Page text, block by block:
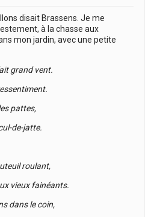
disait Brassens. Je me
à la chasse aux
mon jardin, avec une petite
grand vent.
pattes,
de-jatte.
roulant,
vieux fainéants.
dans le coin,